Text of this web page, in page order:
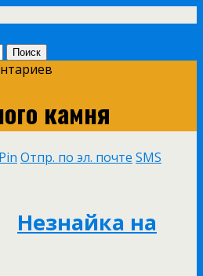
камня
Pin Отпр. по эл. почте SMS
Незнайка на